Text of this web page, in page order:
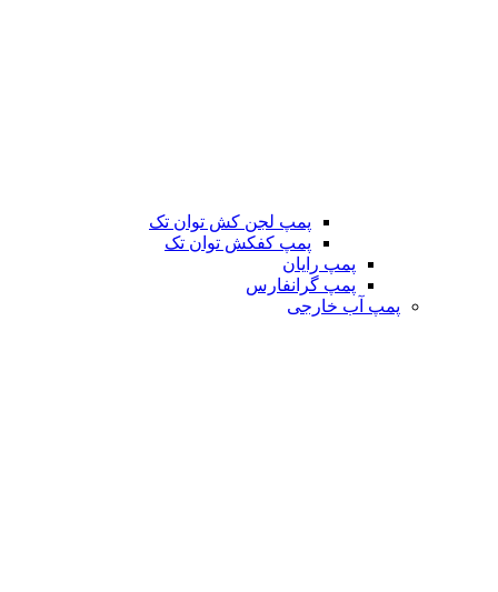
پمپ لجن کش توان تک
پمپ کفکش توان تک
پمپ رایان
پمپ گرانفارس
پمپ آب خارجی